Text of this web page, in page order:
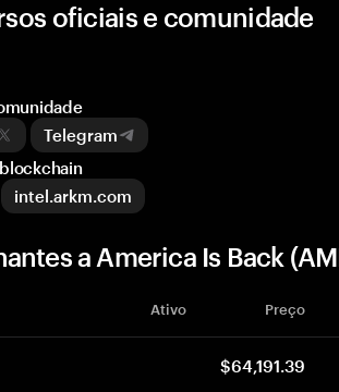
oficiais e comunidade
Telegram
intel.arkm.com
a America Is Back
Ativo Preço
$64,191.39